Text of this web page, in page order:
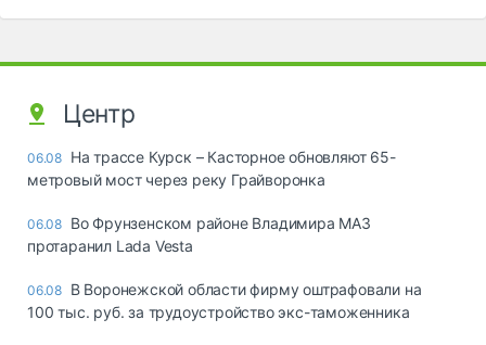
Центр
06.08 На трассе Курск – Касторное обновляют 65-
метровый мост через реку Грайворонка
06.08 Во Фрунзенском районе Владимира МАЗ
протаранил Lada Vesta
06.08 В Воронежской области фирму оштрафовали на
100 тыс. руб. за трудоустройство экс-таможенника